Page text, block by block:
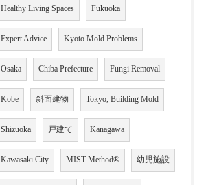
Healthy Living Spaces Fukuoka
Expert Advice Kyoto Mold Problems
Osaka Chiba Prefecture Fungi Removal
Kobe 斜面建物 Tokyo, Building Mold
Shizuoka 戸建て Kanagawa
Kawasaki City MIST Method® 幼児施設